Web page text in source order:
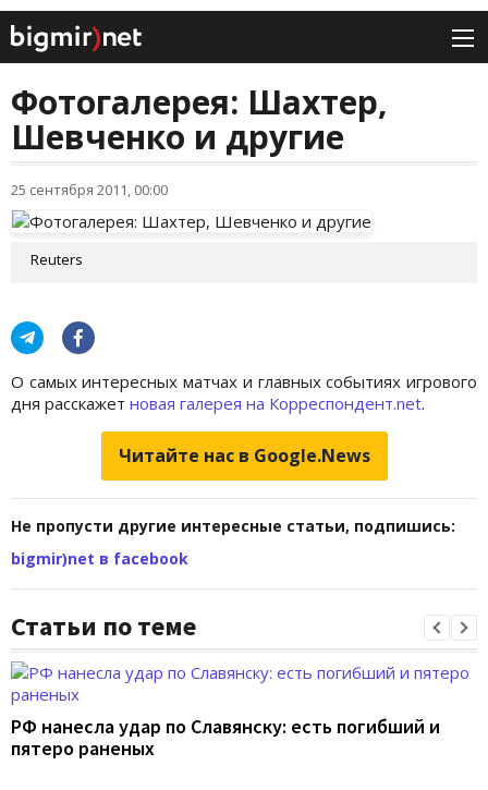
Фотогалерея: Шахтер,
Шевченко и другие
25 сентября 2011, 00:00
Reuters
О самых интересных матчах и главных событиях игрового
дня расскажет новая галерея на Корреспондент.net.
Читайте нас в Google.News
Не пропусти другие интересные статьи, подпишись:
bigmir)net в facebook
Статьи по теме
РФ нанесла удар по Славянску: есть погибший и
пятеро раненых